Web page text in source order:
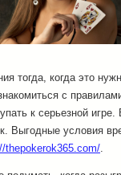
тогда, когда это
с
к серьезной
Выгодные условия
thepokerok365.com/.